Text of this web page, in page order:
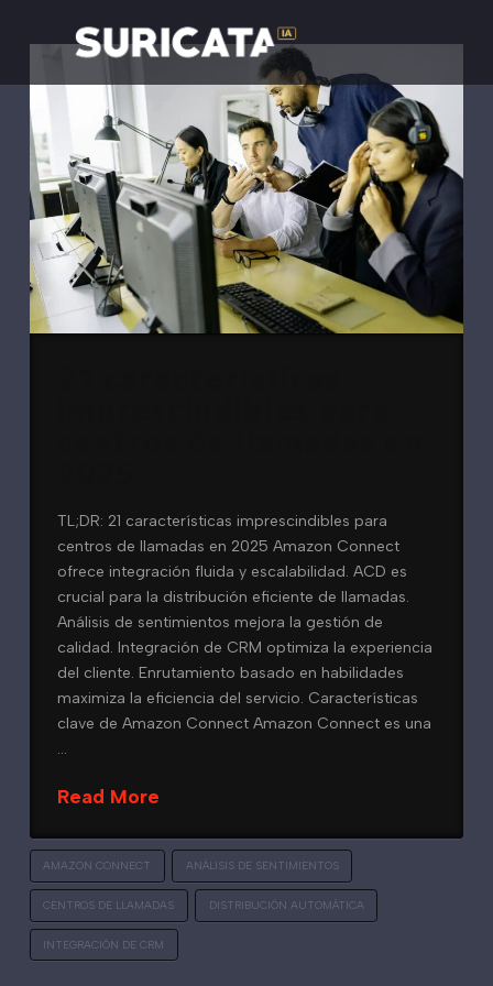
TL;DR: 21 características imprescindibles para
centros de llamadas en 2025 Amazon Connect
ofrece integración fluida y escalabilidad. ACD es
crucial para la distribución eficiente de llamadas.
Análisis de sentimientos mejora la gestión de
calidad. Integración de CRM optimiza la experiencia
del cliente. Enrutamiento basado en habilidades
maximiza la eficiencia del servicio. Características
clave de Amazon Connect Amazon Connect es una
…
Read More
AMAZON CONNECT ANÁLISIS DE SENTIMIENTOS
CENTROS DE LLAMADAS DISTRIBUCIÓN AUTOMÁTICA
INTEGRACIÓN DE CRM